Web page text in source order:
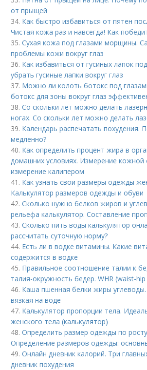
от прыщей
34. Как быстро избавиться от пятен
Чистая кожа раз и навсегда! Как
35.Сухая кожа под глазами морщины.
проблемы кожи вокруг глаз
36. Как избавиться от гусиных лапок
убрать гусиные лапки вокруг глаз
37. Можно ли колоть ботокс под
ботокс для зоны вокруг глаз
38.Со скольки лет можно делать
ногах. Со скольки лет можно делать
39. Календарь распечатать похудения.
медленно?
40. Как определить процент жира в
домашних условиях. Измерение кожной
измерение калипером
41. Как узнать свои размеры одежды
Калькулятор размеров одежды и обуви
42.Сколько нужно белков жиров и
рельефа калькулятор. Составление
43.Сколько пить воды калькулятор
рассчитать суточную норму?
44. Есть ли в водке витамины. Какие
содержится в водке
45. Правильное соотношение талии к
талия-окружность бедер. WHR (waist-
46. Каша пшенная белки жиры
вязкая на воде
47. Калькулятор пропорции тела.
женского тела (калькулятор)
48.Определить размер одежды по
Определение размеров одежды:
49.Онлайн дневник калорий. Три
дневник похудения